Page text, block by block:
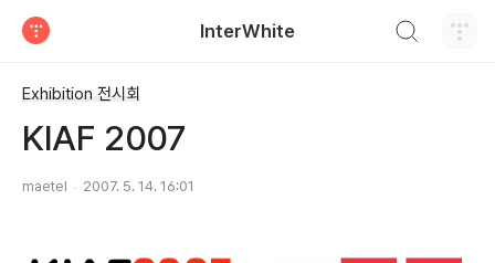
InterWhite
Exhibition 전시회
KIAF 2007
maetel 2007. 5. 14. 16:01